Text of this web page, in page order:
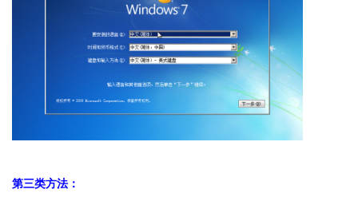
第三类方法：